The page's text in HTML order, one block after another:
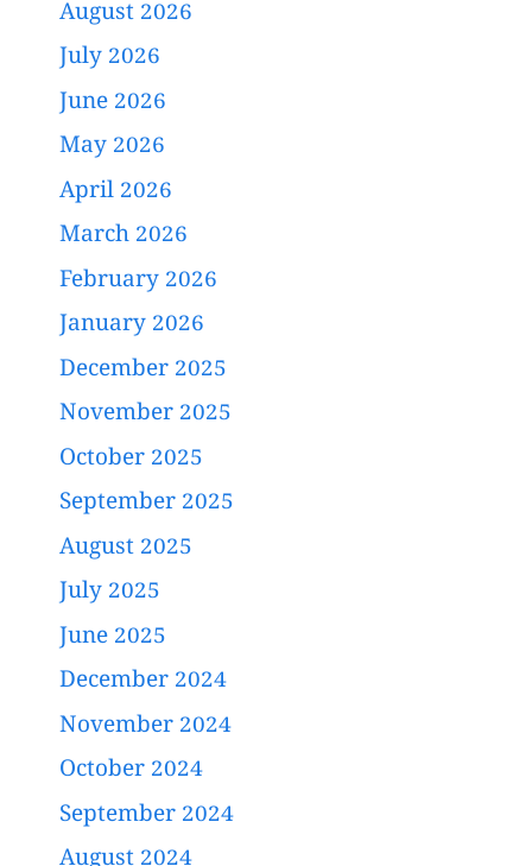
August 2026
July 2026
June 2026
May 2026
April 2026
March 2026
February 2026
January 2026
December 2025
November 2025
October 2025
September 2025
August 2025
July 2025
June 2025
December 2024
November 2024
October 2024
September 2024